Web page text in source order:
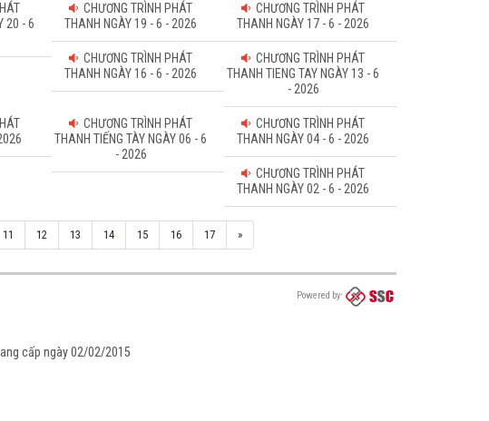
20 - 6
CHƯƠNG TRÌNH PHÁT
THANH NGÀY 19 - 6 - 2026
CHƯƠNG TRÌNH PHÁT
THANH NGÀY 17 - 6 - 2026
CHƯƠNG TRÌNH PHÁT
THANH NGÀY 16 - 6 - 2026
CHƯƠNG TRÌNH PHÁT
THANH TIENG TAY NGÀY 13 - 6
- 2026
CHƯƠNG TRÌNH PHÁT
THANH TIẾNG TÀY NGÀY 06 - 6
- 2026
CHƯƠNG TRÌNH PHÁT
THANH NGÀY 04 - 6 - 2026
CHƯƠNG TRÌNH PHÁT
THANH NGÀY 02 - 6 - 2026
11 12 13 14 15 16 17 »
Powered by
cấp ngày 02/02/2015